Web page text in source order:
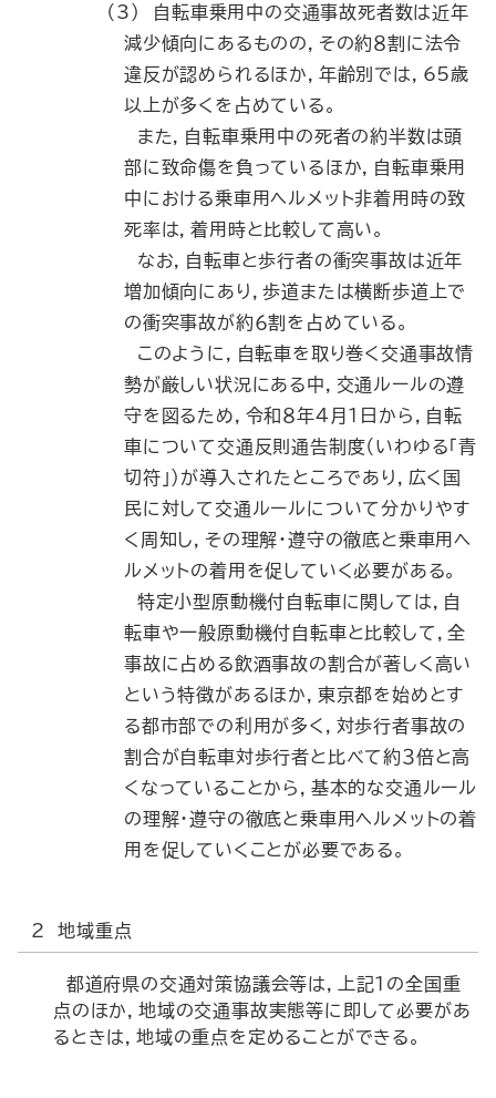
（3） 自転車乗用中の交通事故死者数は近年
減少傾向にあるものの，その約８割に法令
違反が認められるほか，年齢別では，65歳
以上が多くを占めている。
また，自転車乗用中の死者の約半数は頭
部に致命傷を負っているほか，自転車乗用
中における乗車用ヘルメット非着用時の致
死率は，着用時と比較して高い。
なお，自転車と歩行者の衝突事故は近年
増加傾向にあり，歩道または横断歩道上で
の衝突事故が約６割を占めている。
このように，自転車を取り巻く交通事故情
勢が厳しい状況にある中，交通ルールの遵
守を図るため，令和８年４月１日から，自転
車について交通反則通告制度（いわゆる「青
切符」）が導入されたところであり，広く国
民に対して交通ルールについて分かりやす
く周知し，その理解・遵守の徹底と乗車用ヘ
ルメットの着用を促していく必要がある。
特定小型原動機付自転車に関しては，自
転車や一般原動機付自転車と比較して，全
事故に占める飲酒事故の割合が著しく高い
という特徴があるほか，東京都を始めとす
る都市部での利用が多く，対歩行者事故の
割合が自転車対歩行者と比べて約３倍と高
くなっていることから，基本的な交通ルール
の理解・遵守の徹底と乗車用ヘルメットの着
用を促していくことが必要である。
2 地域重点
都道府県の交通対策協議会等は，上記１の全国重
点のほか，地域の交通事故実態等に即して必要があ
るときは，地域の重点を定めることができる。